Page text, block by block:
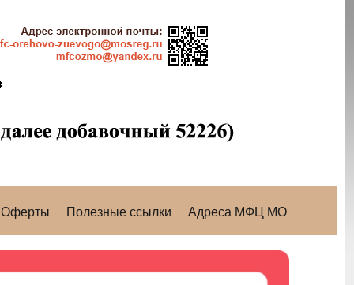
Оферты Полезные ссылки Адреса МФЦ МО